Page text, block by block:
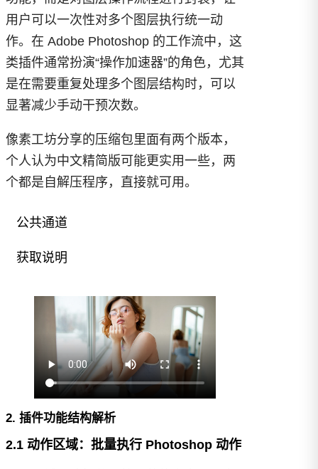
用户可以一次性对多个图层执行统一动
作。在 Adobe Photoshop 的工作流中，这
类插件通常扮演“操作加速器”的角色，尤其
是在需要重复处理多个图层结构时，可以
显著减少手动干预次数。
像素工坊分享的压缩包里面有两个版本，
个人认为中文精简版可能更实用一些，两
个都是自解压程序，直接就可用。
公共通道
文件大小：
0.5MB
06/25/2026 站内积分： ¥0.00
评论后可见
获取说明
2. 插件功能结构解析
2.1 动作区域：批量执行 Photoshop 动作